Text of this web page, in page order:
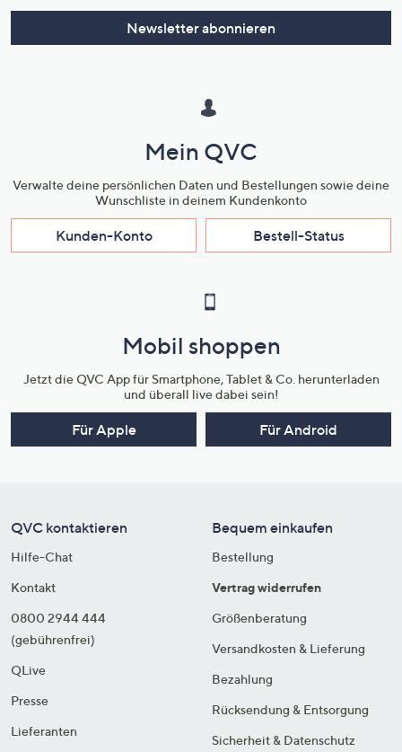
Newsletter abonnieren
Mein QVC
Verwalte deine persönlichen Daten und Bestellungen sowie deine
Wunschliste in deinem Kundenkonto
Kunden-Konto Bestell-Status
Mobil shoppen
Jetzt die QVC App für Smartphone, Tablet & Co. herunterladen
und überall live dabei sein!
Für Apple Für Android
QVC kontaktieren
Hilfe-Chat
Kontakt
0800 2944 444
(gebührenfrei)
QLive
Presse
Lieferanten
Bequem einkaufen
Bestellung
Vertrag widerrufen
Größenberatung
Versandkosten & Lieferung
Bezahlung
Rücksendung & Entsorgung
Sicherheit & Datenschutz